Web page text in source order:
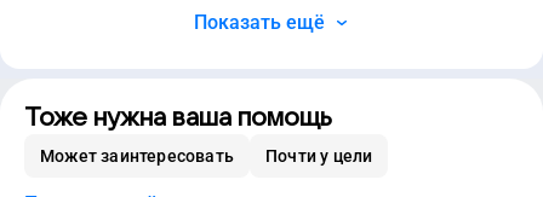
Показать ещё
Тоже нужна ваша помощь
Может заинтересовать Почти у цели